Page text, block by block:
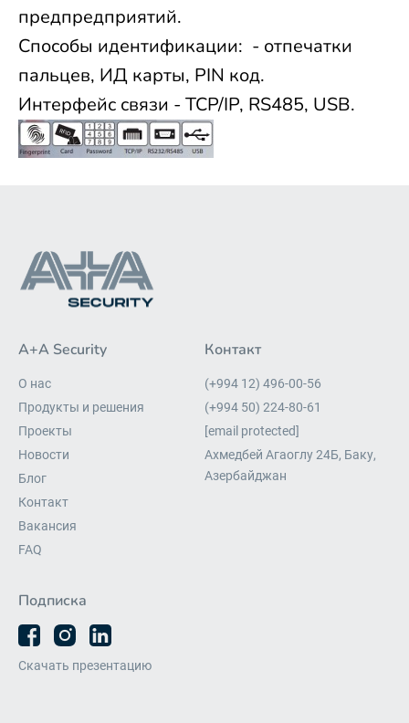
предпредприятий.
Способы идентификации: - отпечатки
пальцев, ИД карты, PIN код.
Интерфейс связи - TCP/IP, RS485, USB.
A+A Security
О нас
Продукты и решения
Проекты
Новости
Блог
Контакт
Вакансия
FAQ
Контакт
(+994 12) 496-00-56
(+994 50) 224-80-61
[email protected]
Ахмедбей Агаоглу 24Б, Баку,
Азербайджан
Подписка
Скачать презентацию